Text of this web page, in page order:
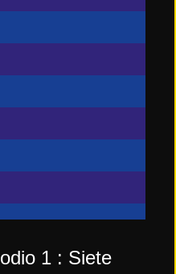
1 : Siete